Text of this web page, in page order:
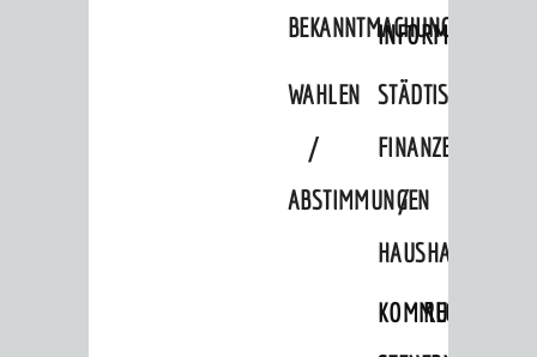
BEKANNTMACHUNGEN
WAHLEN
/
ABSTIMMUNGEN
STÄDTISCHE
FINANZEN
/
HAUSHALT
KOMMUNALE
© Stadt Weinheim 2026
Kontakt